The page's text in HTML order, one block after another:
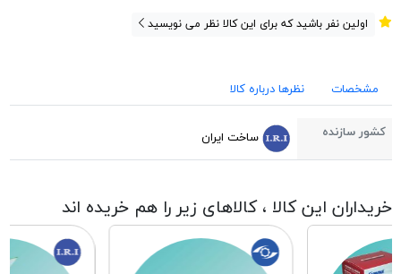
اولین نفر باشید که برای این کالا نظر می نویسید
مشخصات نظرها درباره کالا
کشور سازنده ساخت ایران
خریداران این کالا ، کالاهای زیر را هم خریده اند